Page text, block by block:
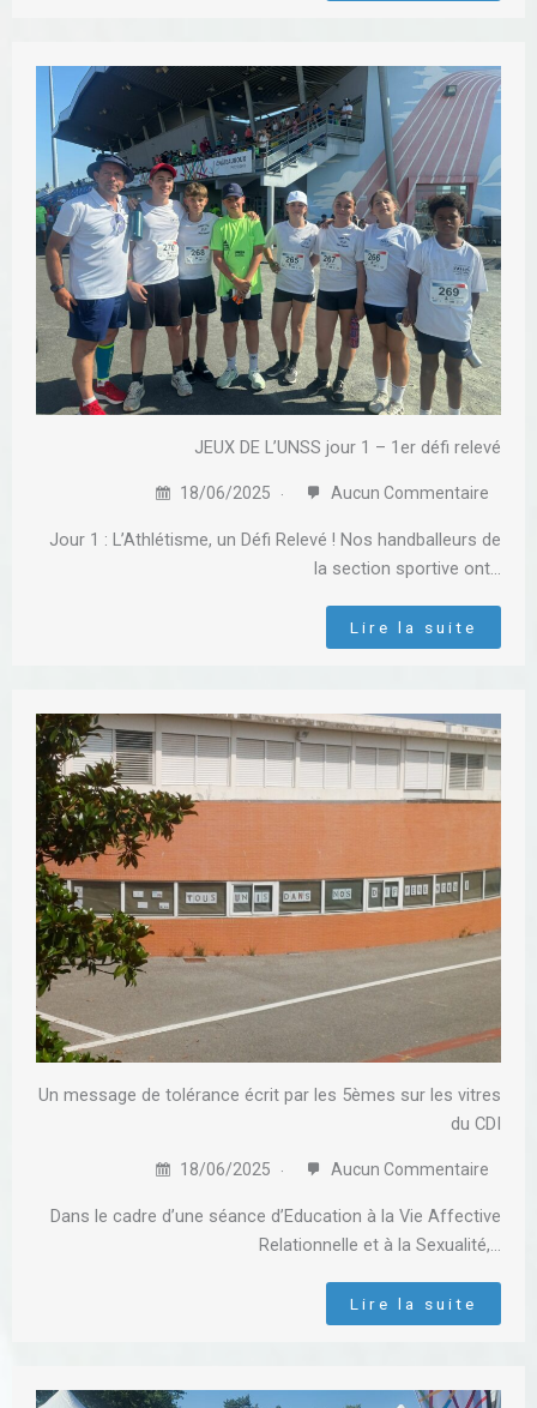
JEUX DE L’UNSS jour 1 – 1er défi relevé
18/06/2025 Aucun Commentaire
Jour 1 : L’Athlétisme, un Défi Relevé ! Nos handballeurs de
la section sportive ont…
Lire la suite
Un message de tolérance écrit par les 5èmes sur les vitres
du CDI
18/06/2025 Aucun Commentaire
Dans le cadre d’une séance d’Education à la Vie Affective
Relationnelle et à la Sexualité,…
Lire la suite